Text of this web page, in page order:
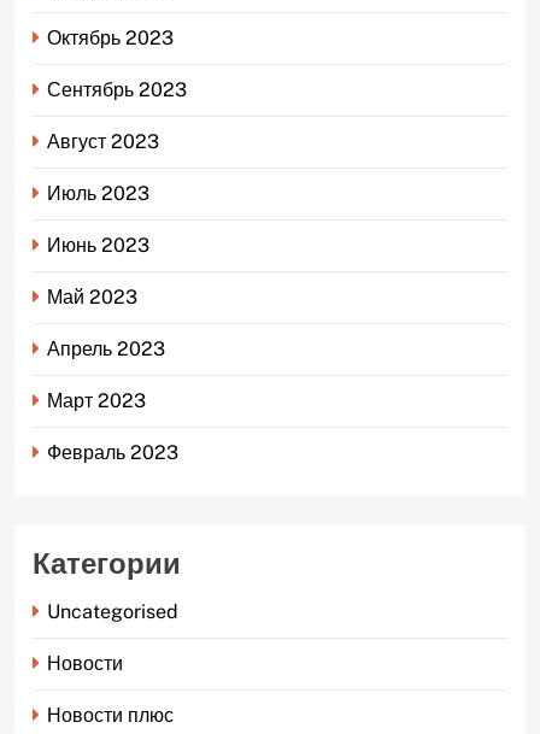
Октябрь 2023
Сентябрь 2023
Август 2023
Июль 2023
Июнь 2023
Май 2023
Апрель 2023
Март 2023
Февраль 2023
Категории
Uncategorised
Новости
Новости плюс